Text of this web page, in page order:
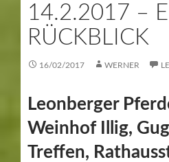
14.2.2017 –
RÜCKBLICK
16/02/2017 WERNER
Leonberger
Weinhof Illig,
Treffen,